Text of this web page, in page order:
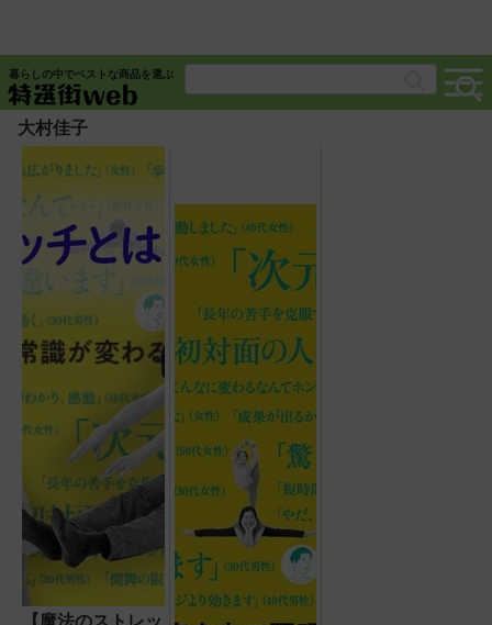
暮らしの中でベストな商品を選ぶ
大村佳子
【魔法のストレッ